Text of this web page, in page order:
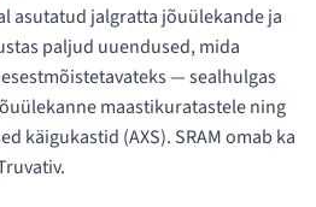
asutatud jalgratta jõuülekande ja
paljud uuendused, mida
— sealhulgas
maastikuratastele ning
käigukastid (AXS). SRAM omab ka